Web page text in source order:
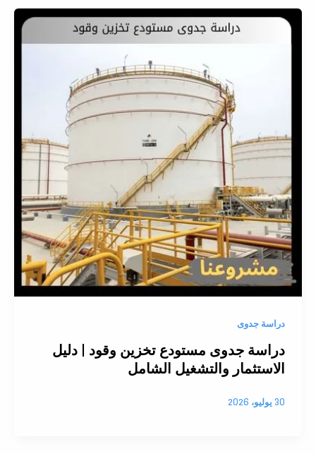
دراسة جدوى
دراسة جدوى مستودع تخزين وقود | دليل
الاستثمار والتشغيل الشامل
30 يوليو، 2026